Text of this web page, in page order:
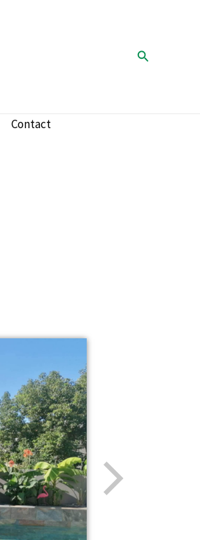
Rechercher
Contact